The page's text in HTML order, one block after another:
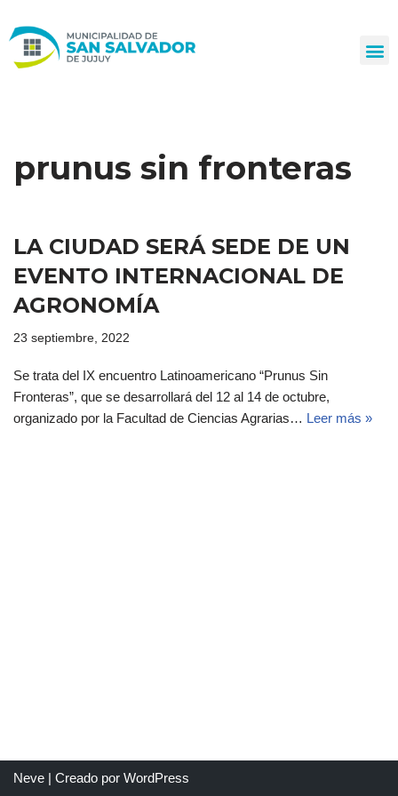
al
prunus sin fronteras
LA CIUDAD SERÁ SEDE DE UN
EVENTO INTERNACIONAL DE
AGRONOMÍA
23 septiembre, 2022
Se trata del IX encuentro Latinoamericano “Prunus Sin
Fronteras”, que se desarrollará del 12 al 14 de octubre,
organizado por la Facultad de Ciencias Agrarias… Leer más »
Neve | Creado por WordPress